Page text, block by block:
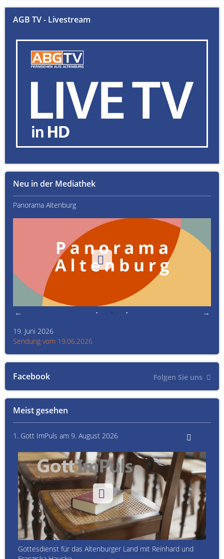
AGB TV - Livestream
Meist gesehen
1. Gott ImPuls am 9. August 2026
Gottesdienst für das Altenburger Land mit Reinhard und
Facebook Folgen Sie uns
Neu in der Mediathek
Panorama Altenburg
19. Juni 2026
Sendung vom 19.06.2026